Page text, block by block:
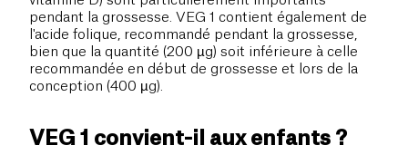
pendant la grossesse. VEG 1 contient également de
l'acide folique, recommandé pendant la grossesse,
bien que la quantité (200 µg) soit inférieure à celle
recommandée en début de grossesse et lors de la
conception (400 µg).
VEG 1 convient-il aux enfants ?